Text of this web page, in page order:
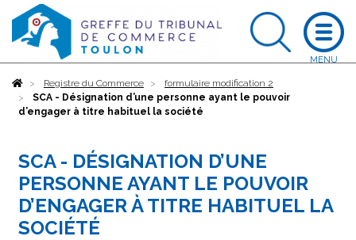
AccueilRegistre du Commerce
formulaire modification 2
SCA - Désignation d’une personne ayant le pouvoir
d’engager à titre habituel la société
SCA - DÉSIGNATION D’UNE
PERSONNE AYANT LE POUVOIR
D’ENGAGER À TITRE HABITUEL LA
SOCIÉTÉ